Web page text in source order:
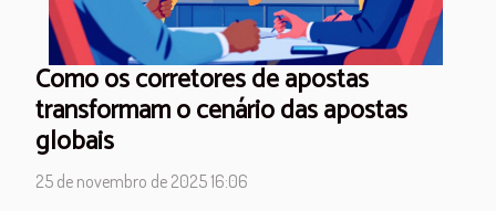
Como os corretores de apostas
transformam o cenário das apostas
globais
25 de novembro de 2025 16:06